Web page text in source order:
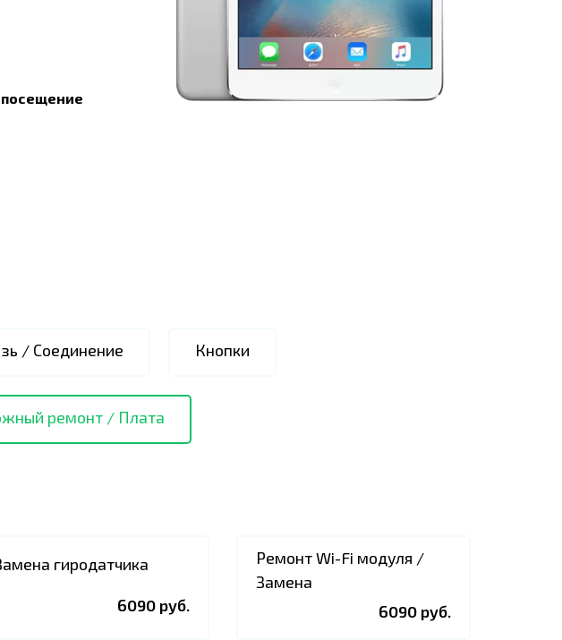
посещение
/ Соединение Кнопки
ремонт / Плата
гиродатчика
6090 руб.
Ремонт Wi-Fi модуля /
Замена
6090 руб.